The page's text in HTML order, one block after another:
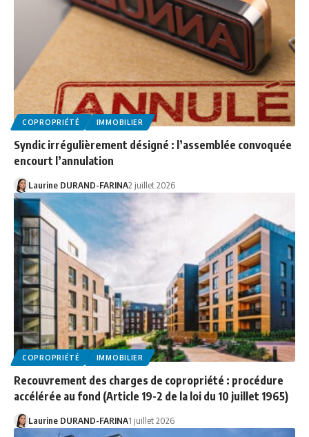
COPROPRIÉTÉ IMMOBILIER
Syndic irrégulièrement désigné : l’assemblée convoquée
encourt l’annulation
Laurine DURAND-FARINA2 juillet 2026
COPROPRIÉTÉ IMMOBILIER
Recouvrement des charges de copropriété : procédure
accélérée au fond (Article 19-2 de la loi du 10 juillet 1965)
Laurine DURAND-FARINA1 juillet 2026